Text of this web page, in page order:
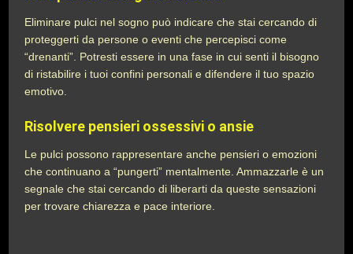
Eliminare pulci nel sogno può indicare che stai cercando di
proteggerti da persone o eventi che percepisci come
“drenanti”. Potresti essere in una fase in cui senti il bisogno
di ristabilire i tuoi confini personali e difendere il tuo spazio
emotivo.
Risolvere pensieri ossessivi o ansie
Le pulci possono rappresentare anche pensieri o emozioni
che continuano a “pungerti” mentalmente. Ammazzarle è un
segnale che stai cercando di liberarti da queste sensazioni
per trovare chiarezza e pace interiore.